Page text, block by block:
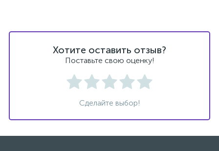
Хотите оставить отзыв?
Поставьте свою оценку!
Сделайте выбор!